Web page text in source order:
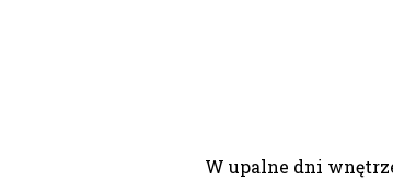
W upalne dni